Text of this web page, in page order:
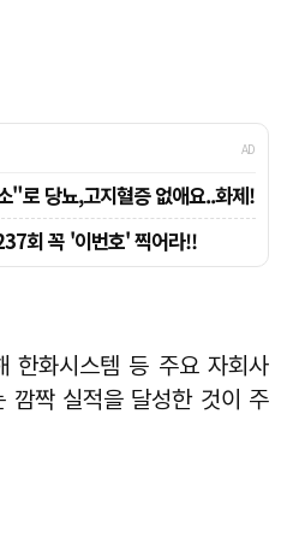
한화시스템 등 주요 자회사
깜짝 실적을 달성한 것이 주